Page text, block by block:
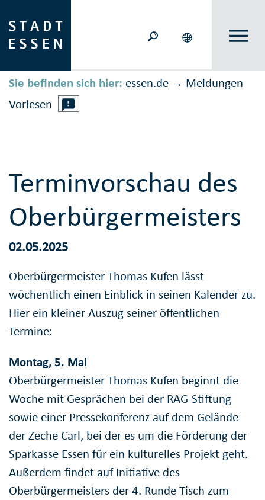
Sie befinden sich hier: essen.de → Meldungen
Vorlesen
Terminvorschau des
Oberbürgermeisters
02.05.2025
Oberbürgermeister Thomas Kufen lässt
wöchentlich einen Einblick in seinen Kalender zu.
Hier ein kleiner Auszug seiner öffentlichen
Termine:
Montag, 5. Mai
Oberbürgermeister Thomas Kufen beginnt die
Woche mit Gesprächen bei der RAG-Stiftung
sowie einer Pressekonferenz auf dem Gelände
der Zeche Carl, bei der es um die Förderung der
Sparkasse Essen für ein kulturelles Projekt geht.
Außerdem findet auf Initiative des
Oberbürgermeisters der 4. Runde Tisch zum